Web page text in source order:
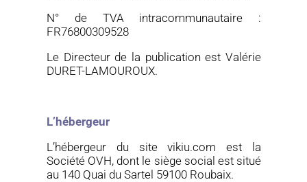
N° de TVA intracommunautaire :
FR76800309528
Le Directeur de la publication est Valérie
DURET-LAMOUROUX.
L’hébergeur
L’hébergeur du sitevikiu.com est la
Société OVH, dont le siège social est situé
au 140 Quai duSartel 59100 Roubaix.